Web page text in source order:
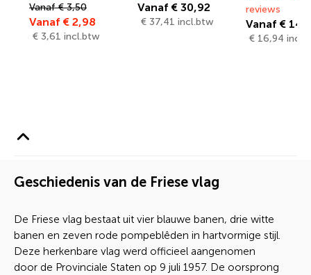
Vanaf € 3,50
Vanaf € 2,98
€ 3,61 incl.btw
Vanaf € 30,92
€ 37,41 incl.btw
reviews
Vanaf €
€ 16,94
Geschiedenis van de Friese vlag
De Friese vlag bestaat uit vier blauwe banen, drie witte
banen en zeven rode pompeblêden in hartvormige stijl.
Deze herkenbare vlag werd officieel aangenomen
door de Provinciale Staten op 9 juli 1957. De oorsprong